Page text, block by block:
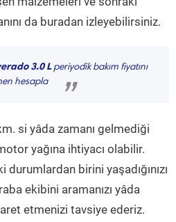
da buradan izleyebilirsiniz.
3.0 Lperiyodik bakım fiyatını
hesapla
”
si yâda zamanı gelmediği
yağına ihtiyacı olabilir.
durumlardan birini yaşadığınızı
ekibini aramanızı yâda
etmenizi tavsiye ederiz.